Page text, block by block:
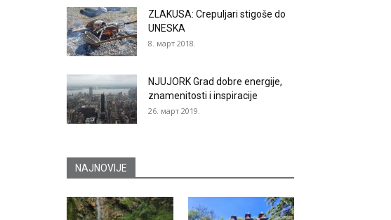
ZLAKUSA: Crepuljari stigoše do
UNESKA
8. март 2018.
NJUJORK Grad dobre energije,
znamenitosti i inspiracije
26. март 2019.
NAJNOVIJE